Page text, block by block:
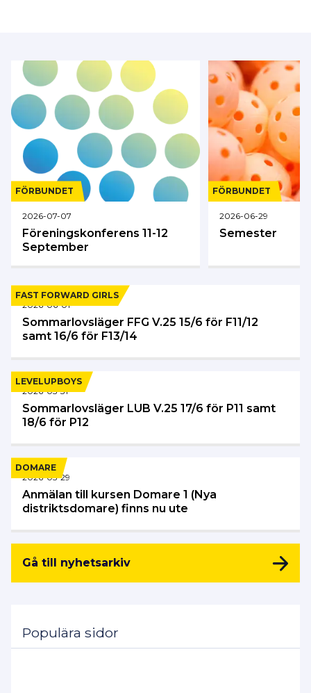
FÖRBUNDET
2026-07-07
Föreningskonferens 11-12
September
FÖRBUNDET
2026-06-29
Semester
FAST FORWARD GIRLS
2026-06-01
Sommarlovsläger FFG V.25 15/6 för F11/12
samt 16/6 för F13/14
LEVELUPBOYS
2026-05-31
Sommarlovsläger LUB V.25 17/6 för P11 samt
18/6 för P12
DOMARE
2026-05-29
Anmälan till kursen Domare 1 (Nya
distriktsdomare) finns nu ute
Gå till nyhetsarkiv
Populära sidor